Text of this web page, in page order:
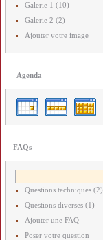
Galerie 1 (10)
Galerie 2 (2)
Ajouter votre image
Agenda
FAQs
Questions techniques (2)
Questions diverses (1)
Ajouter une FAQ
Poser votre question